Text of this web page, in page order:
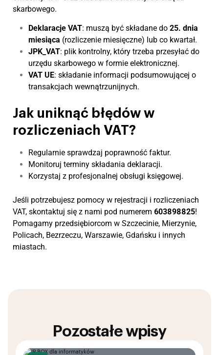
skarbowego.
Deklaracje VAT: muszą być składane do 25. dnia
miesiąca (rozliczenie miesięczne) lub co kwartał.
JPK_VAT: plik kontrolny, który trzeba przesyłać do
urzędu skarbowego w formie elektronicznej.
VAT UE: składanie informacji podsumowującej o
transakcjach wewnątrzunijnych.
Jak uniknąć błędów w
rozliczeniach VAT?
Regularnie sprawdzaj poprawność faktur.
Monitoruj terminy składania deklaracji.
Korzystaj z profesjonalnej obsługi księgowej.
Jeśli potrzebujesz pomocy w rejestracji i rozliczeniach
VAT, skontaktuj się z nami pod numerem 603898825!
Pomagamy przedsiębiorcom w Szczecinie, Mierzynie,
Policach, Bezrzeczu, Warszawie, Gdańsku i innych
miastach.
Pozostałe wpisy